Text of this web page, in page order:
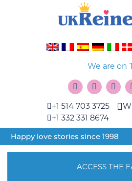
We are on
+1 514 703 3725
+1 332 331 8674
Happy love stories since 1998
ACCESS THE